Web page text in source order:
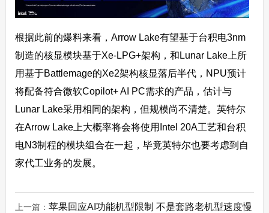
根据此前的爆料来看，Arrow Lake有望基于台积电3nm
制造的核显模块基于Xe-LPG+架构，和Lunar Lake上所
用基于Battlemage的Xe2架构核显落后半代，NPU预计
将配备符合微软Copilot+ AI PC需求的产品，估计与
Lunar Lake采用相同的架构，但规模尚不清楚。英特尔
在Arrow Lake上大概率将会将使用Intel 20A工艺和台积
电N3制程的模块组合在一起，毕竟英特尔也要考虑到自
家代工业务的发展。
上一篇： 苹果回应AI功能机型限制 不是套路老机型速度慢